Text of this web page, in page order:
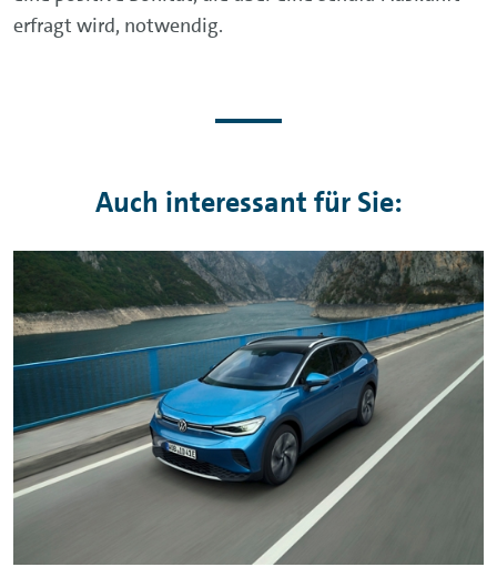
erfragt wird, notwendig.
Auch interessant für Sie: